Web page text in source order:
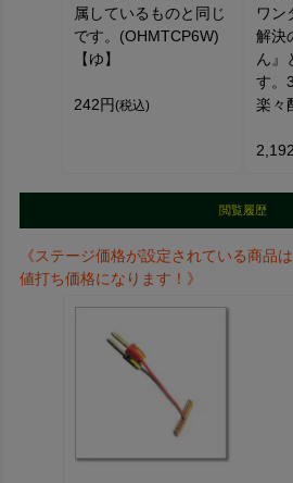
属しているものと同じ
です。(OHMTCP6W)
【ゆ】
242円 (税込)
ワン
解決
ん』
す。
楽々
閲覧履歴
《ステージ価格が設定されている商品
値打ち価格になります！》